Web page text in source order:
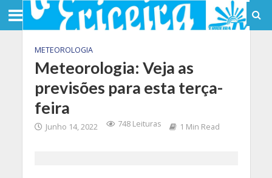
METEOROLOGIA
Meteorologia: Veja as
previsões para esta terça-
feira
Junho 14, 2022 748 Leituras 1 Min Read